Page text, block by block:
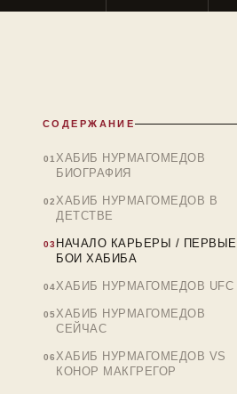
СОДЕРЖАНИЕ
ХАБИБ НУРМАГОМЕДОВ
БИОГРАФИЯ
ХАБИБ НУРМАГОМЕДОВ В
ДЕТСТВЕ
НАЧАЛО КАРЬЕРЫ / ПЕРВЫЕ
БОИ ХАБИБА
ХАБИБ НУРМАГОМЕДОВ UFC
ХАБИБ НУРМАГОМЕДОВ
СЕЙЧАС
ХАБИБ НУРМАГОМЕДОВ VS
КОНОР МАКГРЕГОР